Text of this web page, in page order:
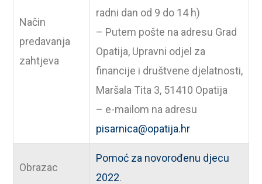
Način
predavanja
zahtjeva
radni dan od 9 do 14 h)
– Putem pošte na adresu Grad
Opatija, Upravni odjel za
financije i društvene djelatnosti,
Maršala Tita 3, 51410 Opatija
– e-mailom na adresu
pisarnica@opatija.hr
Obrazac
Pomoć za novorođenu djecu
2022.